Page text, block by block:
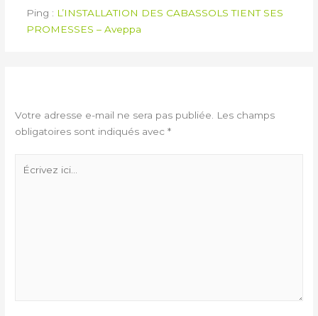
Ping : L’INSTALLATION DES CABASSOLS TIENT SES
PROMESSES – Aveppa
Votre adresse e-mail ne sera pas publiée.
Les champs
obligatoires sont indiqués avec*